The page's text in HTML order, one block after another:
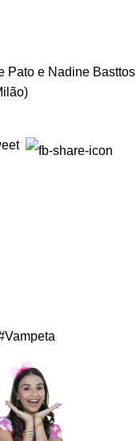
Pato e Nadine Basttos